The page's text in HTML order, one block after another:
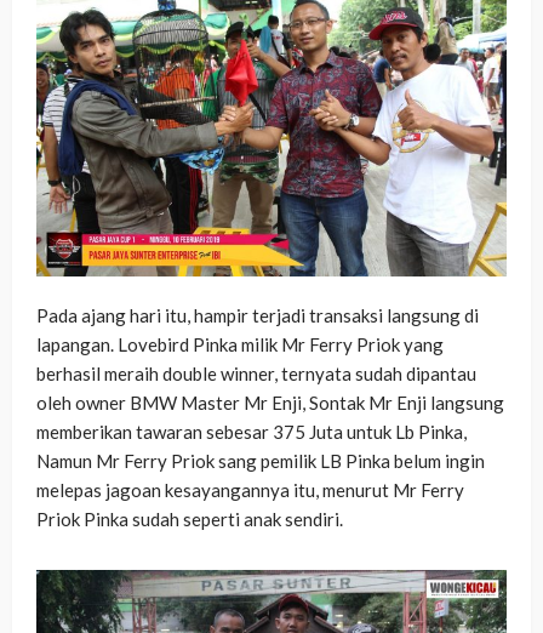
Pada ajang hari itu, hampir terjadi transaksi langsung di
lapangan. Lovebird Pinka milik Mr Ferry Priok yang
berhasil meraih double winner, ternyata sudah dipantau
oleh owner BMW Master Mr Enji, Sontak Mr Enji langsung
memberikan tawaran sebesar 375 Juta untuk Lb Pinka,
Namun Mr Ferry Priok sang pemilik LB Pinka belum ingin
melepas jagoan kesayangannya itu, menurut Mr Ferry
Priok Pinka sudah seperti anak sendiri.